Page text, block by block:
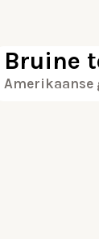
Bruine
Amerikaanse